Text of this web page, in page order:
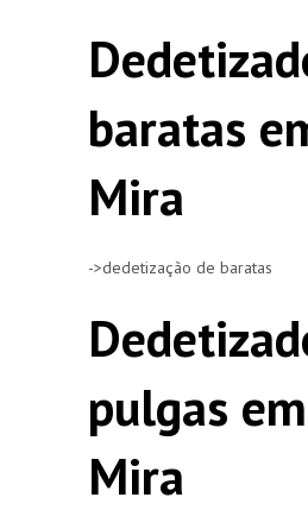
baratas
Mira
->dedetização de baratas
pulgas
Mira